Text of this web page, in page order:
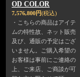
OD COLOR
7,576,800円(税込)
・こちらの商品はアイテ
ムの特性故、ネット販売
及び、通販の予定はござ
いません。ご購入希望の
お客様は事前にご連絡の
上、ご来店、ご商談が可